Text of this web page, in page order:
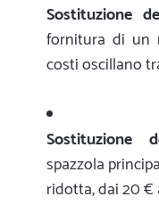
Sostituzione
fornitura di un
costi oscillano
Sostituzione
spazzola
ridotta, dai 20 €